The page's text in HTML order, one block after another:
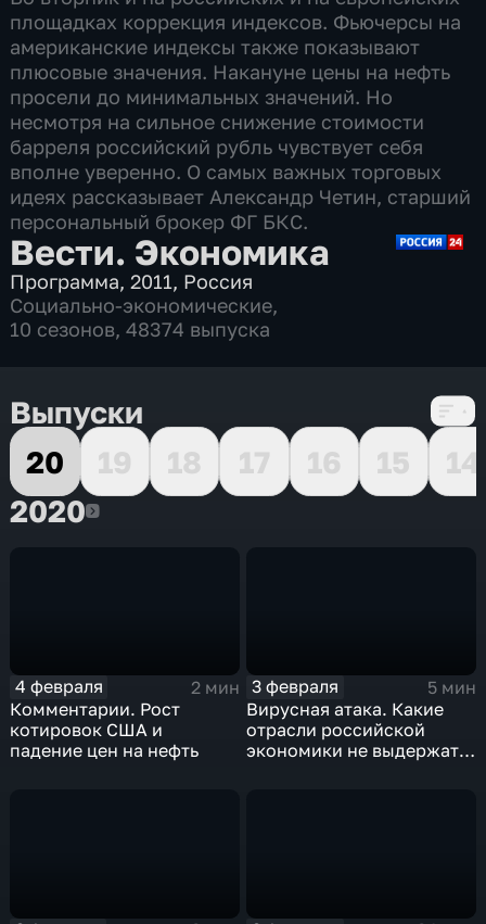
площадках коррекция индексов. Фьючерсы на
американские индексы также показывают
плюсовые значения. Накануне цены на нефть
просели до минимальных значений. Но
несмотря на сильное снижение стоимости
барреля российский рубль чувствует себя
вполне уверенно. О самых важных торговых
идеях рассказывает Александр Четин, старший
персональный брокер ФГ БКС.
Вести. Экономика
Программа,2011, Россия
Социально-экономические,
10 сезонов, 48374 выпуска
Выпуски
20
19 18 17 16 15
14
20202020
4 февраля
2 мин
Комментарии. Рост
котировок США и
падение цен на нефть
3 февраля
5 мин
Вирусная атака. Какие
отрасли российской
экономики не выдержат